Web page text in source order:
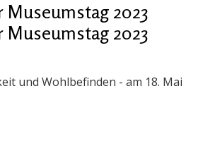
2023
2023
und Wohlbefinden - am 18. Mai